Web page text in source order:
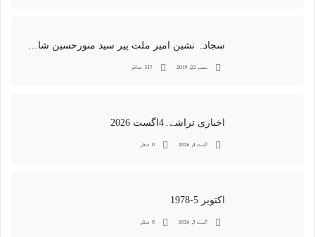
ستمبر 22, 2019 517 مناظر
اخباری تراشے۔4اگست 2026
اگست 4, 2026 0 منظر
اکتوبر 5-1978
اگست 3, 2026 0 منظر